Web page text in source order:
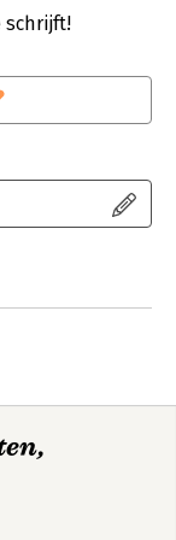
schrijft!